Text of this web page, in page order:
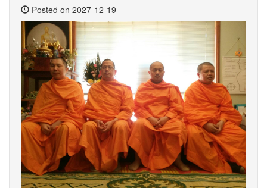
Posted on 2027-12-19